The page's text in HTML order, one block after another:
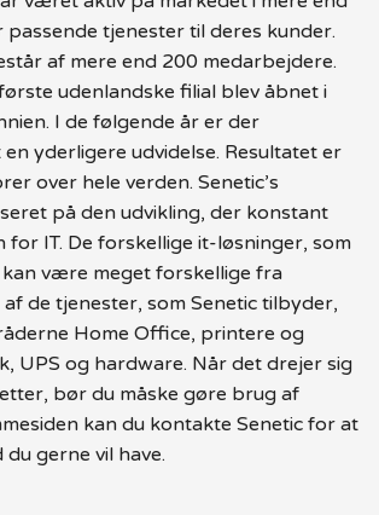
tjenester til deres kunder.
af mere end 200 medarbejdere.
udenlandske filial blev åbnet i
I de følgende år er der
yderligere udvidelse. Resultatet er
over hele verden. Senetic’s
på den udvikling, der konstant
for IT. De forskellige it-løsninger, som
være meget forskellige fra
de tjenester, som Senetic tilbyder,
Home Office, printere og
UPS og hardware. Når det drejer sig
bør du måske gøre brug af
kan du kontakte Senetic for at
gerne vil have.